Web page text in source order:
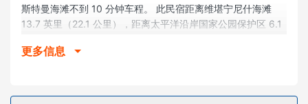
斯特曼海滩不到 10 分钟车程。 此民宿距离维堪宁尼什海滩
13.7 英里（22.1 公里），距离太平洋沿岸国家公园保护区 6.1
客房
中做饭。提供免费无线网络，方便您与朋友保持联系。
更多信息